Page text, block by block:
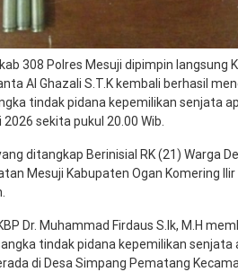
308 Polres Mesuji dipimpin langsung
Al Ghazali S.T.K kembali berhasil
tindak pidana kepemilikan senjata
sekita pukul 20.00 Wib.
ditangkap Berinisial RK (21) Warga
Mesuji Kabupaten Ogan Komering Ilir
Dr. Muhammad Firdaus S.Ik, M.H
tindak pidana kepemilikan senjata
di Desa Simpang Pematang